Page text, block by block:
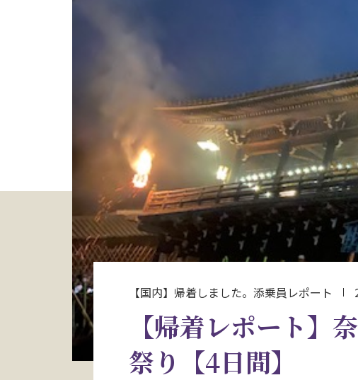
【国内】帰着しました。添乗員レポート
【帰着レポート
祭り【4日間】